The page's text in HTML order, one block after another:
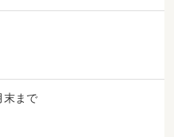
末まで